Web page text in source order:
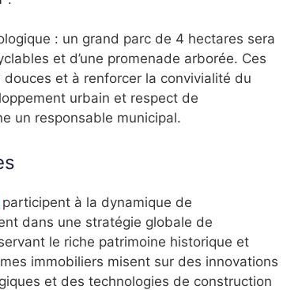
: un grand parc de 4 hectares sera
et d’une promenade arborée. Ces
et à renforcer la convivialité du
urbain et respect de
un responsable municipal.
participent à la dynamique de
dans une stratégie globale de
le riche patrimoine historique et
immobiliers misent sur des innovations
et des technologies de construction